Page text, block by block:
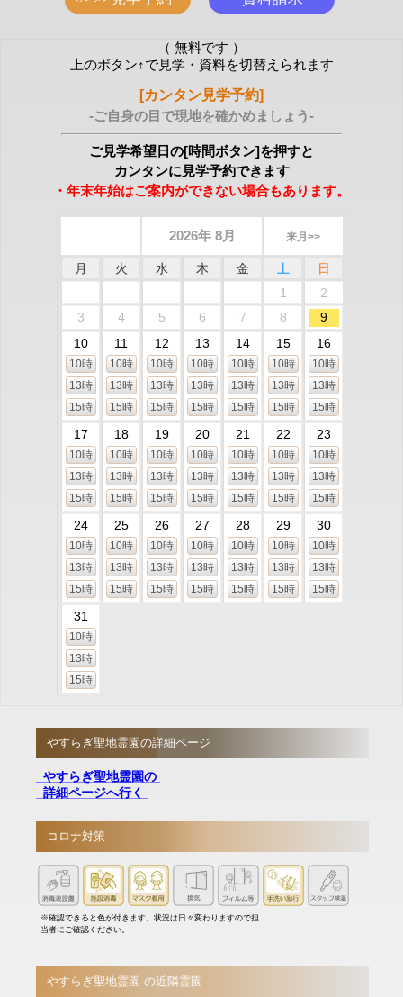
（ 無料です ）
上のボタン↑で見学・資料を切替えられます
[カンタン見学予約]
-ご自身の目で現地を確かめましょう-
ご見学希望日の[時間ボタン]を押すと
カンタンに見学予約できます
・年末年始はご案内ができない場合もあります。
2026年 8月 来月>>
月 火 水 木 金 土
日
1
2
3
4 5 6 7 8
9
10
10時
13時
15時
11
10時
13時
15時
12
10時
13時
15時
13
10時
13時
15時
14
10時
13時
15時
15
10時
13時
15時
16
10時
13時
15時
17
10時
13時
15時
18
10時
13時
15時
19
10時
13時
15時
20
10時
13時
15時
21
10時
13時
15時
22
10時
13時
15時
23
10時
13時
15時
24
10時
13時
15時
25
10時
13時
15時
26
10時
13時
15時
27
10時
13時
15時
28
10時
13時
15時
29
10時
13時
15時
30
10時
13時
15時
31
10時
13時
15時
やすらぎ聖地霊園の詳細ページ
やすらぎ聖地霊園の
詳細ページへ行く
コロナ対策
※確認できると色が付きます。状況は日々変わりますので担
当者にご確認ください。
やすらぎ聖地霊園 の近隣霊園